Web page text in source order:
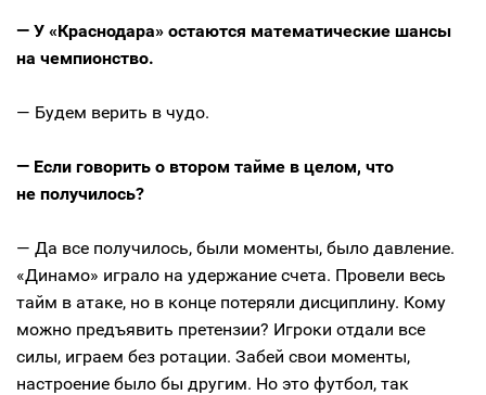
— У «Краснодара» остаются математические шансы
на чемпионство.
— Будем верить в чудо.
— Если говорить о втором тайме в целом, что
не получилось?
— Да все получилось, были моменты, было давление.
«Динамо» играло на удержание счета. Провели весь
тайм в атаке, но в конце потеряли дисциплину. Кому
можно предъявить претензии? Игроки отдали все
силы, играем без ротации. Забей свои моменты,
настроение было бы другим. Но это футбол, так